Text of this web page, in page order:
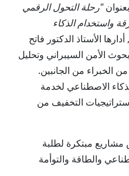
"رحلة التحول الرقمي
واستخدام الذكاء
, أدارها الأستاذ الدكتور فاتح
الأمن السيبراني وتحليل
الخبراء من الجانبين.
الاصطناعي لخدمة
التخفيف من
مبتكرة لطلبة
والطاقة والتوأمة